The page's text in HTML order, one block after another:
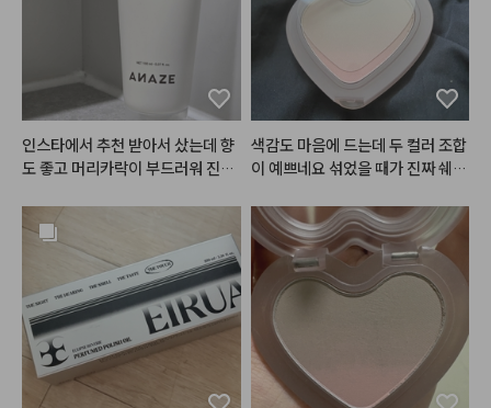
인스타에서 추천 받아서 샀는데 향
도 좋고 머리카락이 부드러워 진게
않고 가벼워서 부담없이 사용할 수
있는 점이 가장 좋아요.
색감도 마음에 드는데 두 컬러 조합
이 예쁘네요 섞었을 때가 진짜 쉐딩